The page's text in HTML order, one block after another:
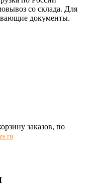
со склада. Для
документы.
заказов, по